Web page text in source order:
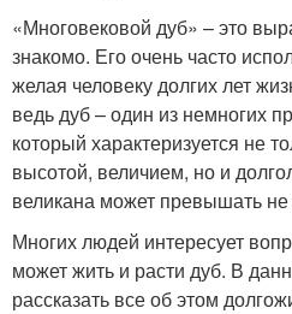
«Многовековой дуб» – это
знакомо. Его очень часто
желая человеку долгих лет
ведь дуб – один из немногих
который характеризуется не
высотой, величием, но и
великана может превышать не
Многих людей интересует
может жить и расти дуб. В
рассказать все об этом